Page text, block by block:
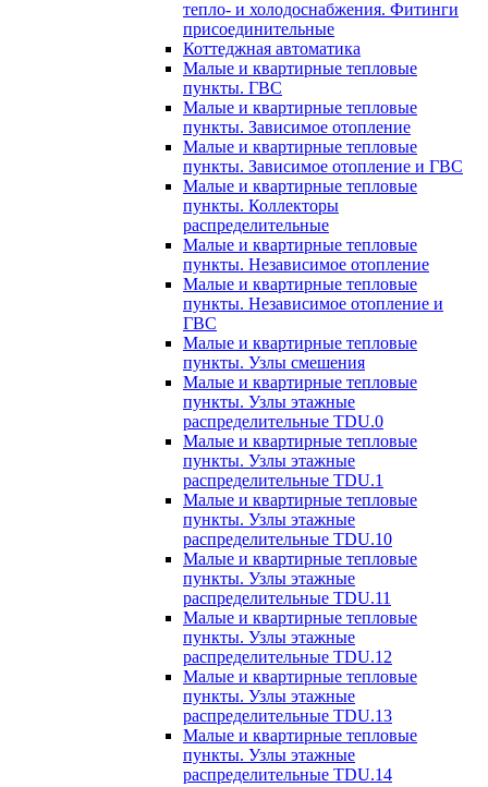
тепло- и холодоснабжения. Фитинги
присоединительные
Коттеджная автоматика
Малые и квартирные тепловые
пункты. ГВС
Малые и квартирные тепловые
пункты. Зависимое отопление
Малые и квартирные тепловые
пункты. Зависимое отопление и ГВС
Малые и квартирные тепловые
пункты. Коллекторы
распределительные
Малые и квартирные тепловые
пункты. Независимое отопление
Малые и квартирные тепловые
пункты. Независимое отопление и
ГВС
Малые и квартирные тепловые
пункты. Узлы смешения
Малые и квартирные тепловые
пункты. Узлы этажные
распределительные TDU.0
Малые и квартирные тепловые
пункты. Узлы этажные
распределительные TDU.1
Малые и квартирные тепловые
пункты. Узлы этажные
распределительные TDU.10
Малые и квартирные тепловые
пункты. Узлы этажные
распределительные TDU.11
Малые и квартирные тепловые
пункты. Узлы этажные
распределительные TDU.12
Малые и квартирные тепловые
пункты. Узлы этажные
распределительные TDU.13
Малые и квартирные тепловые
пункты. Узлы этажные
распределительные TDU.14